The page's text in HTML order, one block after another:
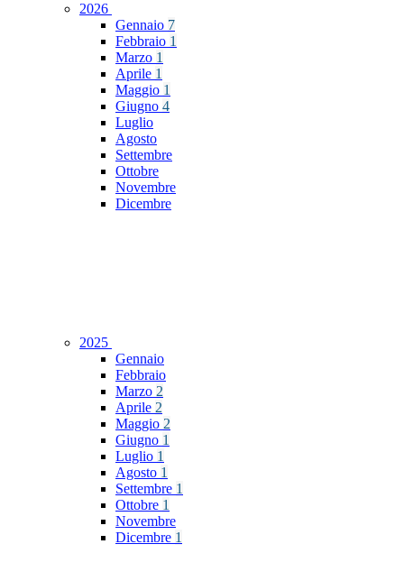
2026
Gennaio 7
Febbraio 1
Marzo 1
Aprile 1
Maggio 1
Giugno 4
Luglio
Agosto
Settembre
Ottobre
Novembre
Dicembre
2025
Gennaio
Febbraio
Marzo 2
Aprile 2
Maggio 2
Giugno 1
Luglio 1
Agosto 1
Settembre 1
Ottobre 1
Novembre
Dicembre 1